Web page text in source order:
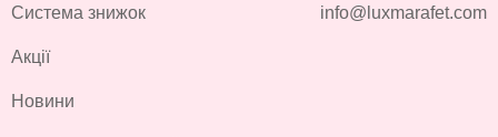
Система знижок
Акції
Новини
info@luxmarafet.com